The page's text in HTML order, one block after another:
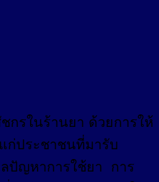
กรในร้านยา ด้วยการให้
ก่ประชาชนที่มารับ
ปัญหาการใช้ยา การ